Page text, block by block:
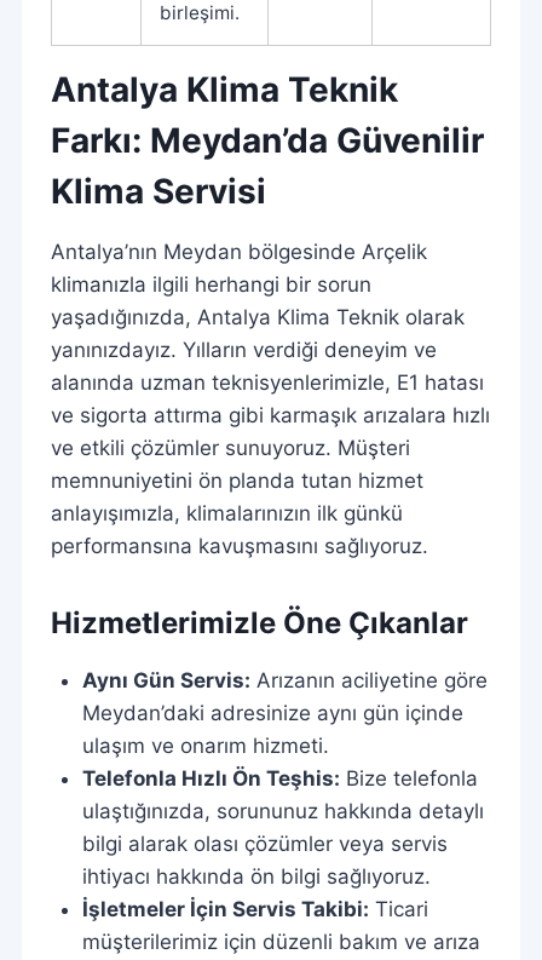
birleşimi.
Antalya Klima Teknik
Farkı: Meydan’da Güvenilir
Klima Servisi
Antalya’nın Meydan bölgesinde Arçelik
klimanızla ilgili herhangi bir sorun
yaşadığınızda, Antalya Klima Teknik olarak
yanınızdayız. Yılların verdiği deneyim ve
alanında uzman teknisyenlerimizle, E1 hatası
ve sigorta attırma gibi karmaşık arızalara hızlı
ve etkili çözümler sunuyoruz. Müşteri
memnuniyetini ön planda tutan hizmet
anlayışımızla, klimalarınızın ilk günkü
performansına kavuşmasını sağlıyoruz.
Hizmetlerimizle Öne Çıkanlar
Aynı Gün Servis: Arızanın aciliyetine göre
Meydan’daki adresinize aynı gün içinde
ulaşım ve onarım hizmeti.
Telefonla Hızlı Ön Teşhis: Bize telefonla
ulaştığınızda, sorununuz hakkında detaylı
bilgi alarak olası çözümler veya servis
ihtiyacı hakkında ön bilgi sağlıyoruz.
İşletmeler İçin Servis Takibi: Ticari
müşterilerimiz için düzenli bakım ve arıza